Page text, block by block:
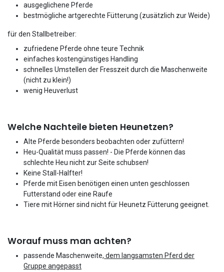
ausgeglichene Pferde
bestmögliche artgerechte Fütterung (zusätzlich zur Weide)
für den Stallbetreiber:
zufriedene Pferde ohne teure Technik
einfaches kostengünstiges Handling
schnelles Umstellen der Fresszeit durch die Maschenweite
(nicht zu klein!)
wenig Heuverlust
Welche Nachteile bieten Heunetzen?
Alte Pferde besonders beobachten oder zufüttern!
Heu-Qualität muss passen! - Die Pferde können das
schlechte Heu nicht zur Seite schubsen!
Keine Stall-Halfter!
Pferde mit Eisen benötigen einen unten geschlossen
Futterstand oder eine Raufe
Tiere mit Hörner sind nicht für Heunetz Fütterung geeignet.
Worauf muss man achten?
passende Maschenweite, dem langsamsten Pferd der
Gruppe angepasst